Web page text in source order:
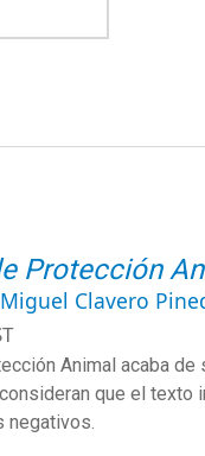
Protección
Miguel Clavero
Animal acaba
que el texto
negativos.